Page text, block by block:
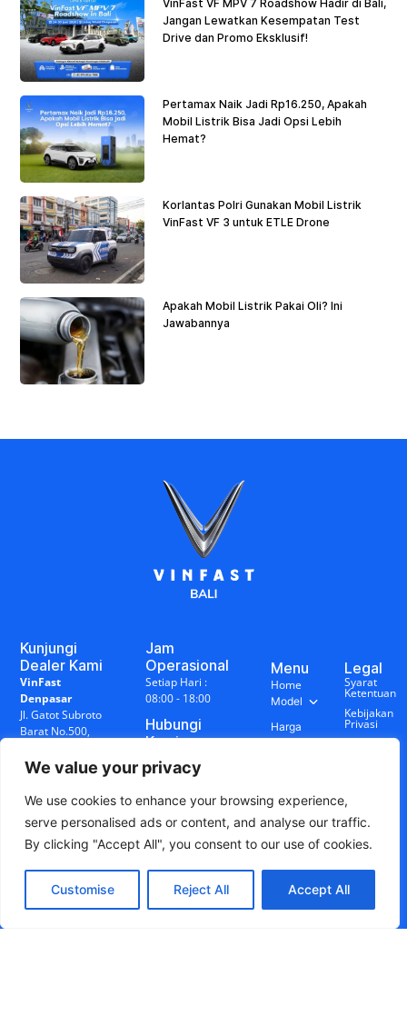
We value your privacy
We use cookies to enhance your browsing experience,
serve personalised ads or content, and analyse our traffic.
By clicking "Accept All", you consent to our use of cookies.
Customise Reject All Accept All
VinFast VF MPV 7 Roadshow Hadir di Bali,
Jangan Lewatkan Kesempatan Test
Drive dan Promo Eksklusif!
Pertamax Naik Jadi Rp16.250, Apakah
Mobil Listrik Bisa Jadi Opsi Lebih
Hemat?
Korlantas Polri Gunakan Mobil Listrik
VinFast VF 3 untuk ETLE Drone
Apakah Mobil Listrik Pakai Oli? Ini
Jawabannya
Kunjungi
Dealer Kami
VinFast
Denpasar
Jl. Gatot Subroto
Barat No.500,
Bali
Singaraja
Jl. WR
Supratman
No.17R,
Penarukan,
Buleleng, Bali
Jam
Operasional
Setiap Hari :
08:00 - 18:00
Hubungi
Kami
+62 878-0014-
7888
Menu
Home
Model
Harga
Blog
&
Berita
Legal
Syarat
Ketentuan
Kebijakan
Privasi
Disclaimer